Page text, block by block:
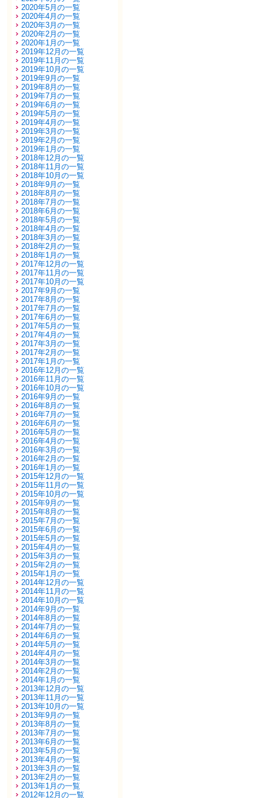
2020年5月の一覧
2020年4月の一覧
2020年3月の一覧
2020年2月の一覧
2020年1月の一覧
2019年12月の一覧
2019年11月の一覧
2019年10月の一覧
2019年9月の一覧
2019年8月の一覧
2019年7月の一覧
2019年6月の一覧
2019年5月の一覧
2019年4月の一覧
2019年3月の一覧
2019年2月の一覧
2019年1月の一覧
2018年12月の一覧
2018年11月の一覧
2018年10月の一覧
2018年9月の一覧
2018年8月の一覧
2018年7月の一覧
2018年6月の一覧
2018年5月の一覧
2018年4月の一覧
2018年3月の一覧
2018年2月の一覧
2018年1月の一覧
2017年12月の一覧
2017年11月の一覧
2017年10月の一覧
2017年9月の一覧
2017年8月の一覧
2017年7月の一覧
2017年6月の一覧
2017年5月の一覧
2017年4月の一覧
2017年3月の一覧
2017年2月の一覧
2017年1月の一覧
2016年12月の一覧
2016年11月の一覧
2016年10月の一覧
2016年9月の一覧
2016年8月の一覧
2016年7月の一覧
2016年6月の一覧
2016年5月の一覧
2016年4月の一覧
2016年3月の一覧
2016年2月の一覧
2016年1月の一覧
2015年12月の一覧
2015年11月の一覧
2015年10月の一覧
2015年9月の一覧
2015年8月の一覧
2015年7月の一覧
2015年6月の一覧
2015年5月の一覧
2015年4月の一覧
2015年3月の一覧
2015年2月の一覧
2015年1月の一覧
2014年12月の一覧
2014年11月の一覧
2014年10月の一覧
2014年9月の一覧
2014年8月の一覧
2014年7月の一覧
2014年6月の一覧
2014年5月の一覧
2014年4月の一覧
2014年3月の一覧
2014年2月の一覧
2014年1月の一覧
2013年12月の一覧
2013年11月の一覧
2013年10月の一覧
2013年9月の一覧
2013年8月の一覧
2013年7月の一覧
2013年6月の一覧
2013年5月の一覧
2013年4月の一覧
2013年3月の一覧
2013年2月の一覧
2013年1月の一覧
2012年12月の一覧